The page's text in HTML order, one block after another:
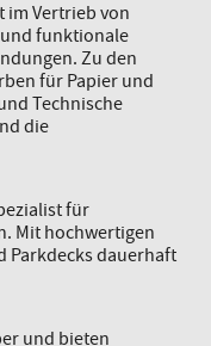
im Vertrieb von
funktionale
Zu den
für Papier und
Technische
die
für
Mit hochwertigen
Parkdecks dauerhaft
und bieten